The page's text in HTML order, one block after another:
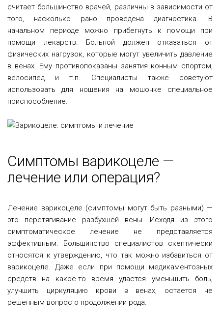
считает большинство врачей, различны в зависимости от
того, насколько рано проведена диагностика. В
начальном периоде можно прибегнуть к помощи при
помощи лекарств. Больной должен отказаться от
физических нагрузок, которые могут увеличить давление
в венах. Ему противопоказаны занятия конным спортом,
велосипед и т.п. Специалисты также советуют
использовать для ношения на мошонке специальное
приспособление.
Симптомы варикоцеле —
лечение или операция?
Лечение варикоцеле (симптомы могут быть разными) —
это перетягивание разбухшей вены. Исходя из этого
симптоматическое лечение не представляется
эффективным. Большинство специалистов скептически
относятся к утверждению, что так можно избавиться от
варикоцеле. Даже если при помощи медикаментозных
средств на какое-то время удастся уменьшить боль,
улучшить циркуляцию крови в венах, остается не
решенным вопрос о продолжении рода.